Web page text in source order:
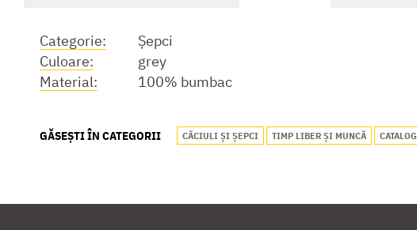
Categorie:
Șepci
Culoare:
grey
Material:
100% bumbac
GĂSEȘTI ÎN CATEGORII CĂCIULI ȘI ȘEPCI TIMP LIBER ȘI MUNCĂ CATALOG